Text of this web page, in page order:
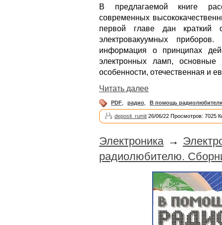
В предлагаемой книге
современных
первой главе дан краткий
электровакуумных
информация о принципах
электронных ламп, основные
особенности, отечественная и
Читать далее
PDF радио В помощь
deposit_rumit 26/06/22 Просмотров: 7025
Электроника→
радиолюбителю.